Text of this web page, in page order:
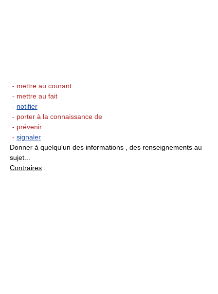
- mettre au courant
- mettre au fait
- notifier
- porter à la connaissance de
- prévenir
- signaler
Donner à quelqu'un des informations , des renseignements au
sujet...
Contraires :